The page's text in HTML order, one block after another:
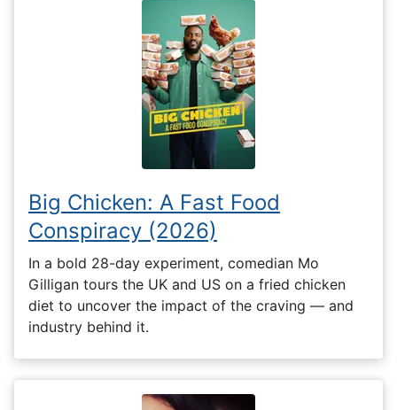
Big Chicken: A Fast Food
Conspiracy (2026)
In a bold 28-day experiment, comedian Mo
Gilligan tours the UK and US on a fried chicken
diet to uncover the impact of the craving — and
industry behind it.